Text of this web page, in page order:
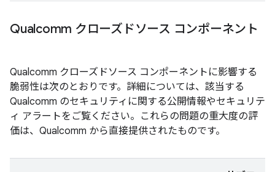
Qualcomm クローズドソース コンポーネント
Qualcomm クローズドソース コンポーネントに影響する
脆弱性は次のとおりです。詳細については、該当する
Qualcomm のセキュリティに関する公開情報やセキュリテ
ィ アラートをご覧ください。これらの問題の重大度の評
価は、Qualcomm から直接提供されたものです。